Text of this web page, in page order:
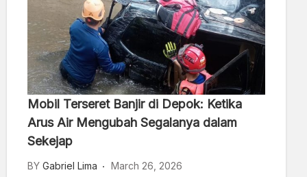
Mobil Terseret Banjir di Depok: Ketika
Arus Air Mengubah Segalanya dalam
Sekejap
BY Gabriel Lima March 26, 2026